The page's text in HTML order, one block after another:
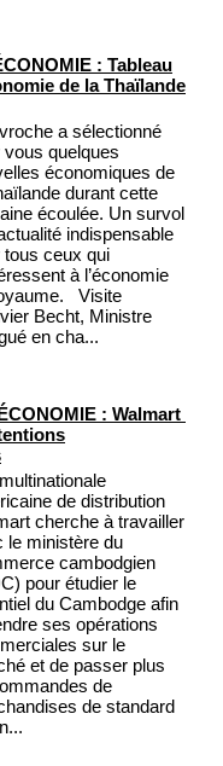
: Tableau
de la Thaïlande
a sélectionné
vous quelques
économiques de
durant cette
écoulée. Un survol
indispensable
tous ceux qui
à l’économie
Visite
Becht, Ministre
en cha...
: Walmart
de distribution
cherche à travailler
le ministère du
cambodgien
pour étudier le
du Cambodge afin
ses opérations
sur le
et de passer plus
de
de standard